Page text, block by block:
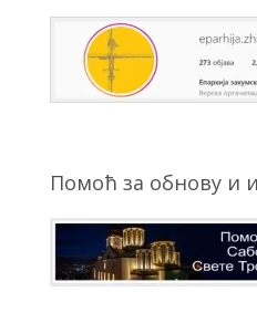
Помоћ за обнову и